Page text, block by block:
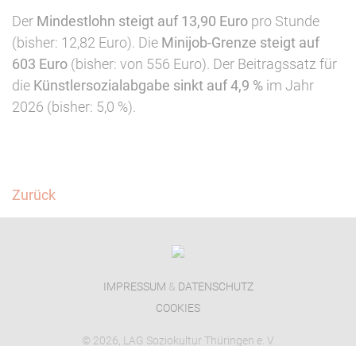
Der Mindestlohn steigt auf 13,90 Euro pro Stunde
(bisher: 12,82 Euro). Die Minijob-Grenze steigt auf
603 Euro (bisher: von 556 Euro). Der Beitragssatz für
die Künstlersozialabgabe sinkt auf 4,9 % im Jahr
2026 (bisher: 5,0 %).
Zurück
IMPRESSUM & DATENSCHUTZ
COOKIES
© 2026, LAG Soziokultur Thüringen e. V.